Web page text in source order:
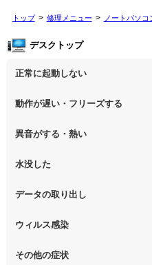
トップ 修理メニュー ノートパソコ
デスクトップ
正常に起動しない
【デスクトップPC】電源を押して
【デスクトップPC】修復モードか
【デスクトップPC】その他の起動
動作が遅い・フリーズする
【デスクトップPC】操作中の動作
異音がする・熱い
【デスクトップPC】パソコンから
水没した
【デスクトップPC】水没してパソ
データの取り出し
【デスクトップPC】起動しない
ウィルス感染
【デスクトップPC】特定のプロ
その他の症状